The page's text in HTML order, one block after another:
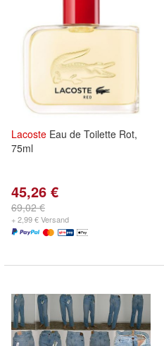
Lacoste Eau de Toilette Rot,
75ml
45,26 €
69,02 €
+ 2,99 € Versand